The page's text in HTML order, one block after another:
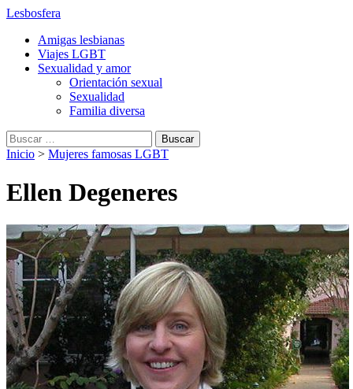
Lesbosfera
Amigas lesbianas
Viajes LGBT
Sexualidad y amor
Orientación sexual
Sexualidad
Familia diversa
Buscar:
Inicio > Mujeres famosas LGBT
Ellen Degeneres